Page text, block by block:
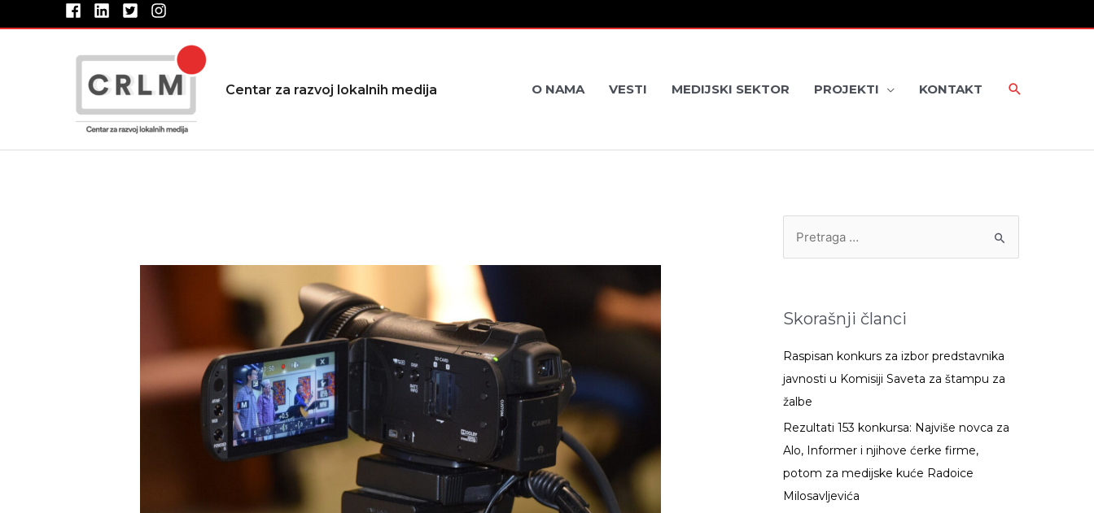
na
Centar za razvoj lokalnih medija O NAMA VESTI MEDIJSKI SEKTOR PROJEKTI KONTAKT
r
g
a
z
a
:
Skorašnji članci
Raspisan konkurs za izbor predstavnika
javnosti u Komisiji Saveta za štampu za
žalbe
Rezultati 153 konkursa: Najviše novca za
Alo, Informer i njihove ćerke firme,
potom za medijske kuće Radoice
Milosavljevića